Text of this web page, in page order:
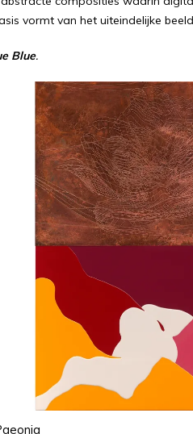
vormt van het uiteindelijke
Blue.